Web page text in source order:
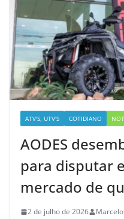
ATV'S, UTV'S COTIDIANO
AODES
para disputar
mercado de
2 de julho de 2026